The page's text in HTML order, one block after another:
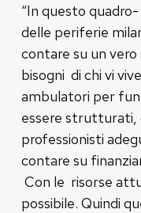
“In questo
delle periferie
contare su un vero
bisogni di chi vi
ambulatori per
essere strutturati,
professionisti
contare su
Con le risorse
possibile. Quindi